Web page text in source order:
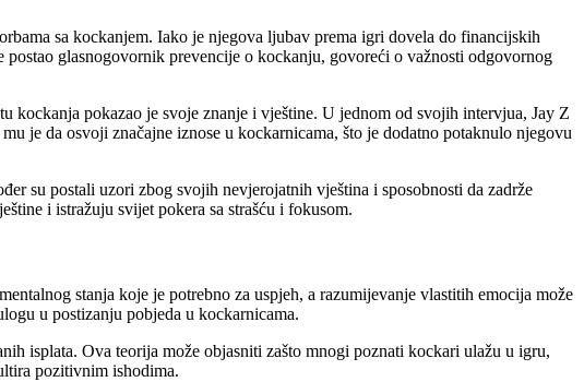
sa kockanjem. Iako je njegova ljubav prema igri dovela do financijskih
glasnogovornik prevencije o kockanju, govoreći o važnosti odgovornog
kockanja pokazao je svoje znanje i vještine. U jednom od svojih intervjua, Jay Z
je da osvoji značajne iznose u kockarnicama, što je dodatno potaknulo njegovu
su postali uzori zbog svojih nevjerojatnih vještina i sposobnosti da zadrže
i istražuju svijet pokera sa strašću i fokusom.
stanja koje je potrebno za uspjeh, a razumijevanje vlastitih emocija može
u postizanju pobjeda u kockarnicama.
isplata. Ova teorija može objasniti zašto mnogi poznati kockari ulažu u igru,
pozitivnim ishodima.